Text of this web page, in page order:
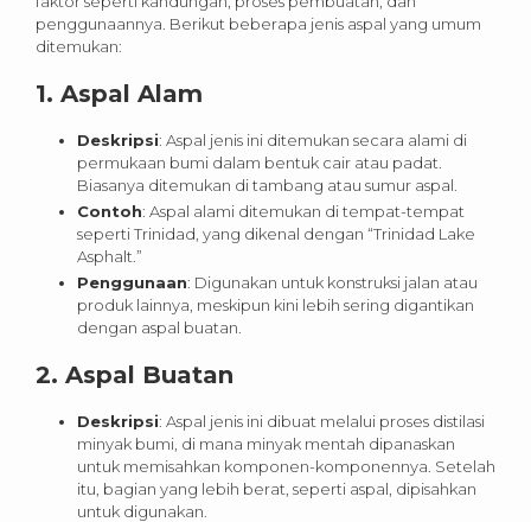
penggunaannya. Berikut beberapa jenis aspal yang umum
ditemukan:
1. Aspal Alam
Deskripsi: Aspal jenis ini ditemukan secara alami di
permukaan bumi dalam bentuk cair atau padat.
Biasanya ditemukan di tambang atau sumur aspal.
Contoh: Aspal alami ditemukan di tempat-tempat
seperti Trinidad, yang dikenal dengan “Trinidad Lake
Asphalt.”
Penggunaan: Digunakan untuk konstruksi jalan atau
produk lainnya, meskipun kini lebih sering digantikan
dengan aspal buatan.
2. Aspal Buatan
Deskripsi: Aspal jenis ini dibuat melalui proses distilasi
minyak bumi, di mana minyak mentah dipanaskan
untuk memisahkan komponen-komponennya. Setelah
itu, bagian yang lebih berat, seperti aspal, dipisahkan
untuk digunakan.